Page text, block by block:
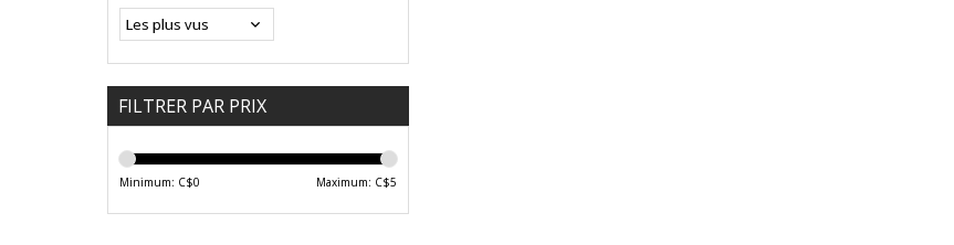
FILTRER PAR PRIX
Minimum: C$0 Maximum: C$5